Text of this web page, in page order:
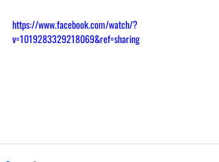
https://www.facebook.com/watch/?
v=1019283329218069&ref=sharing